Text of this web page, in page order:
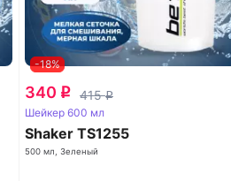
-18%
340 q 415q
Шейкер 600 мл
Shaker TS1255
500 мл, Зеленый